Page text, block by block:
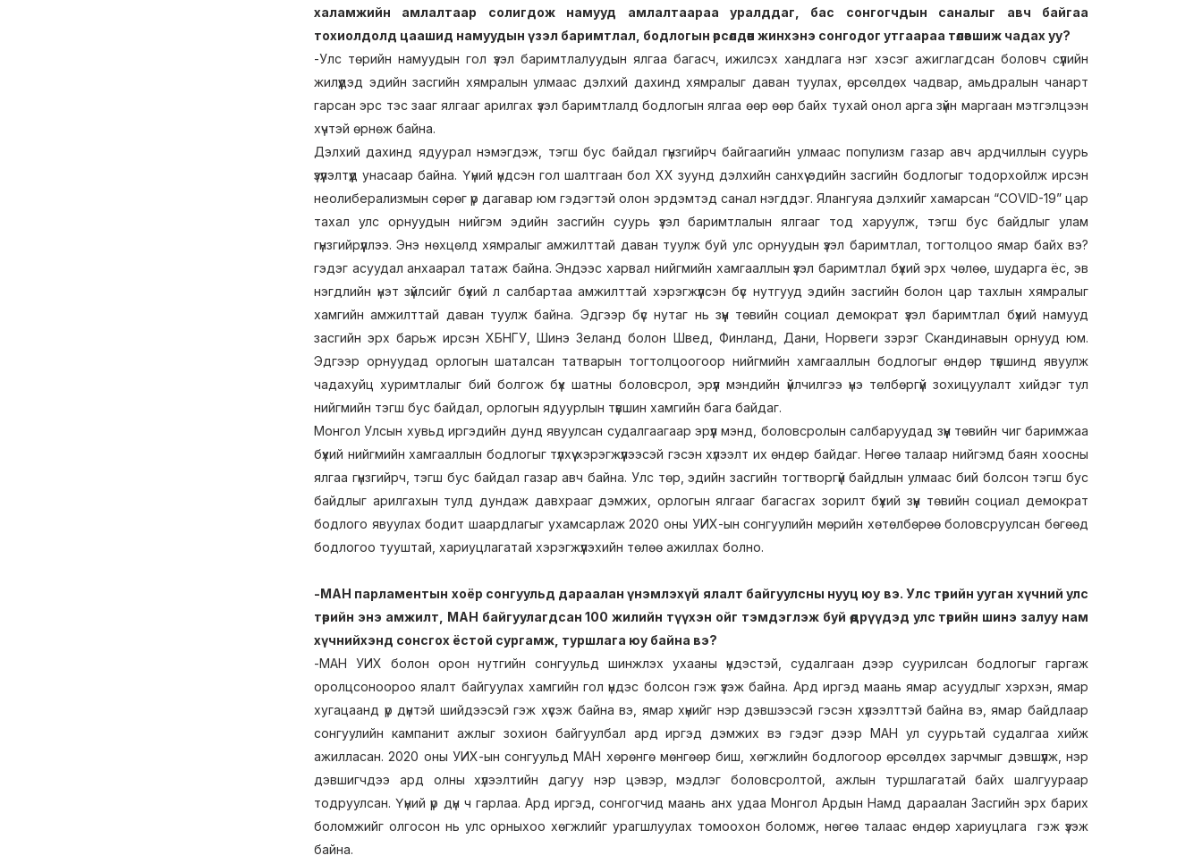
халамжийн амлалтаар солигдож намууд амлалтаараа уралддаг, бас сонгогчдын саналыг авч байгаа
тохиолдолд цаашид намуудын үзэл баримтлал, бодлогын өрсөлдөөн жинхэнэ сонгодог утгаараа төлөвшиж чадах уу?
-Улс төрийн намуудын гол үзэл баримтлалуудын ялгаа багасч, ижилсэх хандлага нэг хэсэг ажиглагдсан боловч сүүлийн
жилүүдэд эдийн засгийн хямралын улмаас дэлхий дахинд хямралыг даван туулах, өрсөлдөх чадвар, амьдралын чанарт
гарсан эрс тэс зааг ялгааг арилгах үзэл баримтлалд бодлогын ялгаа өөр өөр байх тухай онол арга зүйн маргаан мэтгэлцээн
хүчтэй өрнөж байна.
Дэлхий дахинд ядуурал нэмэгдэж, тэгш бус байдал гүнзгийрч байгаагийн улмаас популизм газар авч ардчиллын суурь
үзүүлэлтүүд унасаар байна. Үүний үндсэн гол шалтгаан бол ХХ зуунд дэлхийн санхүү эдийн засгийн бодлогыг тодорхойлж ирсэн
неолиберализмын сөрөг үр дагавар юм гэдэгтэй олон эрдэмтэд санал нэгддэг. Ялангуяа дэлхийг хамарсан “COVID-19” цар
тахал улс орнуудын нийгэм эдийн засгийн суурь үзэл баримтлалын ялгааг тод харуулж, тэгш бус байдлыг улам
гүнзгийрүүллээ. Энэ нөхцөлд хямралыг амжилттай даван туулж буй улс орнуудын үзэл баримтлал, тогтолцоо ямар байх вэ?
гэдэг асуудал анхаарал татаж байна. Эндээс харвал нийгмийн хамгааллын үзэл баримтлал бүхий эрх чөлөө, шударга ёс, эв
нэгдлийн үнэт зүйлсийг бүхий л салбартаа амжилттай хэрэгжүүлсэн бүс нутгууд эдийн засгийн болон цар тахлын хямралыг
хамгийн амжилттай даван туулж байна. Эдгээр бүс нутаг нь зүүн төвийн социал демократ үзэл баримтлал бүхий намууд
засгийн эрх барьж ирсэн ХБНГУ, Шинэ Зеланд болон Швед, Финланд, Дани, Норвеги зэрэг Скандинавын орнууд юм.
Эдгээр орнуудад орлогын шаталсан татварын тогтолцоогоор нийгмийн хамгааллын бодлогыг өндөр түвшинд явуулж
чадахуйц хуримтлалыг бий болгож бүх шатны боловсрол, эрүүл мэндийн үйлчилгээ үнэ төлбөргүй зохицуулалт хийдэг тул
нийгмийн тэгш бус байдал, орлогын ядуурлын түвшин хамгийн бага байдаг.
Монгол Улсын хувьд иргэдийн дунд явуулсан судалгаагаар эрүүл мэнд, боловсролын салбаруудад зүүн төвийн чиг баримжаа
бүхий нийгмийн хамгааллын бодлогыг түлхүү хэрэгжүүлээсэй гэсэн хүлээлт их өндөр байдаг. Нөгөө талаар нийгэмд баян хоосны
ялгаа гүнзгийрч, тэгш бус байдал газар авч байна. Улс төр, эдийн засгийн тогтворгүй байдлын улмаас бий болсон тэгш бус
байдлыг арилгахын тулд дундаж давхрааг дэмжих, орлогын ялгааг багасгах зорилт бүхий зүүн төвийн социал демократ
бодлого явуулах бодит шаардлагыг ухамсарлаж 2020 оны УИХ-ын сонгуулийн мөрийн хөтөлбөрөө боловсруулсан бөгөөд
бодлогоо тууштай, хариуцлагатай хэрэгжүүлэхийн төлөө ажиллах болно.
-МАН парламентын хоёр сонгуульд дараалан үнэмлэхүй ялалт байгуулсны нууц юу вэ. Улс төрийн ууган хүчний улс
төрийн энэ амжилт, МАН байгуулагдсан 100 жилийн түүхэн ойг тэмдэглэж буй өдрүүдэд улс төрийн шинэ залуу нам
хүчнийхэнд сонсгох ёстой сургамж, туршлага юу байна вэ?
-МАН УИХ болон орон нутгийн сонгуульд шинжлэх ухааны үндэстэй, судалгаан дээр суурилсан бодлогыг гаргаж
оролцсоноороо ялалт байгуулах хамгийн гол үндэс болсон гэж үзэж байна. Ард иргэд маань ямар асуудлыг хэрхэн, ямар
хугацаанд үр дүнтэй шийдээсэй гэж хүсэж байна вэ, ямар хүнийг нэр дэвшээсэй гэсэн хүлээлттэй байна вэ, ямар байдлаар
сонгуулийн кампанит ажлыг зохион байгуулбал ард иргэд дэмжих вэ гэдэг дээр МАН ул суурьтай судалгаа хийж
ажилласан. 2020 оны УИХ-ын сонгуульд МАН хөрөнгө мөнгөөр биш, хөгжлийн бодлогоор өрсөлдөх зарчмыг дэвшүүлж, нэр
дэвшигчдээ ард олны хүлээлтийн дагуу нэр цэвэр, мэдлэг боловсролтой, ажлын туршлагатай байх шалгуураар
тодруулсан. Үүний үр дүн ч гарлаа. Ард иргэд, сонгогчид маань анх удаа Монгол Ардын Намд дараалан Засгийн эрх барих
боломжийг олгосон нь улс орныхоо хөгжлийг урагшлуулах томоохон боломж, нөгөө талаас өндөр хариуцлага гэж үзэж
байна.